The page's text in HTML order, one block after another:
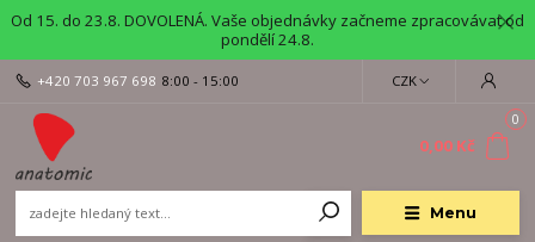
Od 15. do 23.8. DOVOLENÁ. Vaše objednávky začneme zpracovávat od
pondělí 24.8.
Menu
CZK
+420 703 967 698 8:00 - 15:00
0
0,00 Kč